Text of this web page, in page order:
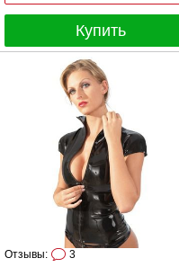
Купить
Отзывы: 3